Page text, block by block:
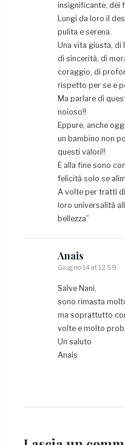
insignificante, dei
Lungi da loro il
pulita e serena.
Una vita giusta, di
di sincerità, di
coraggio, di
rispetto per se e
Ma parlare di
noioso!!
Eppure, anche
un bambino non
questi valori!!
E alla fine sono
felicità solo se
A volte per tratti
loro universalità
bellezza”
Anais
Giugno 14 at 12:59
Salve Nani,
sono rimasta
ma soprattutto
volte e molto
Un saluto
Anais